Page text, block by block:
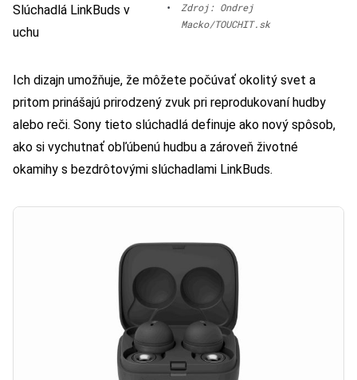
Slúchadlá LinkBuds v
uchu
•
Zdroj: Ondrej
Macko/TOUCHIT.sk
Ich dizajn umožňuje, že môžete počúvať okolitý svet a
pritom prinášajú prirodzený zvuk pri reprodukovaní hudby
alebo reči. Sony tieto slúchadlá definuje ako nový spôsob,
ako si vychutnať obľúbenú hudbu a zároveň životné
okamihy s bezdrôtovými slúchadlami LinkBuds.